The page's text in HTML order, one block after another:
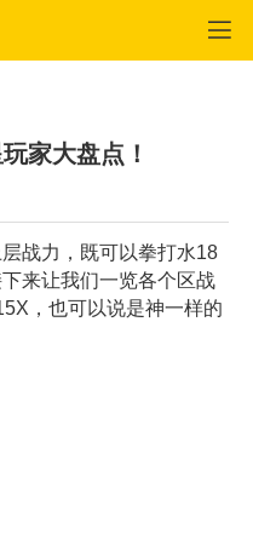
家大盘点！
战力，既可以拳打水18
来让我们一览各个区战
，也可以说是神一样的